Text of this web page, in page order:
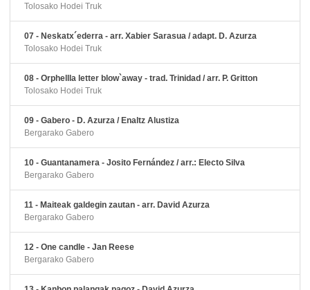
Tolosako Hodei Truk
07 - Neskatx´ederra - arr. Xabier Sarasua / adapt. D. Azurza
Tolosako Hodei Truk
08 - Orphellla letter blow`away - trad. Trinidad / arr. P. Gritton
Tolosako Hodei Truk
09 - Gabero - D. Azurza / Enaltz Alustiza
Bergarako Gabero
10 - Guantanamera - Josito Fernández / arr.: Electo Silva
Bergarako Gabero
11 - Maiteak galdegin zautan - arr. David Azurza
Bergarako Gabero
12 - One candle - Jan Reese
Bergarako Gabero